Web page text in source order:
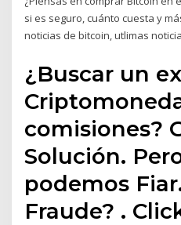
si es seguro, cuánto cuesta y
noticias de bitcoin, utlimas
¿Buscar un
comisiones?
Solución.
podemos
Fraude? .